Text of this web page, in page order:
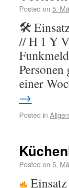
Posted on 5.
🛠
// H 1 Y
einer
→
Posted in
Posted on 5.
Einsatz